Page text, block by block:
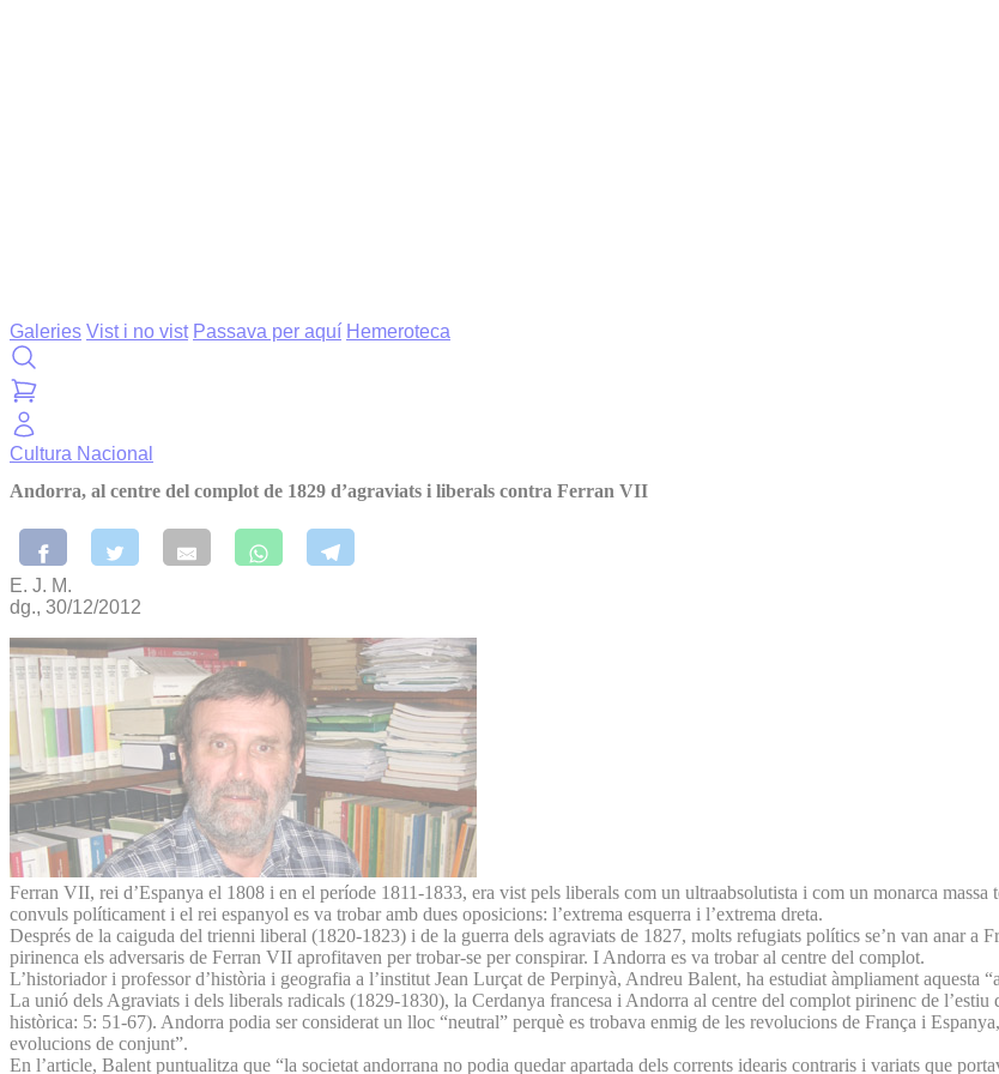
Galeries Vist i no vist Passava per aquí Hemeroteca
Cultura Nacional
Andorra, al centre del complot de 1829 d’agraviats i liberals contra Ferran VII
E. J. M.
dg., 30/12/2012
Ferran VII, rei d’Espanya el 1808 i en el període 1811-1833, era vist pels liberals com un ultraabsolutista i com un monarca
convuls políticament i el rei espanyol es va trobar amb dues oposicions: l’extrema esquerra i l’extrema dreta.
Després de la caiguda del trienni liberal (1820-1823) i de la guerra dels agraviats de 1827, molts refugiats polítics se’n van anar a
pirinenca els adversaris de Ferran VII aprofitaven per trobar-se per conspirar. I Andorra es va trobar al centre del complot.
L’historiador i professor d’història i geografia a l’institut Jean Lurçat de Perpinyà, Andreu Balent, ha estudiat àmpliament aquesta
La unió dels Agraviats i dels liberals radicals (1829-1830), la Cerdanya francesa i Andorra al centre del complot pirinenc de
històrica: 5: 51-67). Andorra podia ser considerat un lloc “neutral” perquè es trobava enmig de les revolucions de França i
evolucions de conjunt”.
En l’article, Balent puntualitza que “la societat andorrana no podia quedar apartada dels corrents idearis contraris i variats que